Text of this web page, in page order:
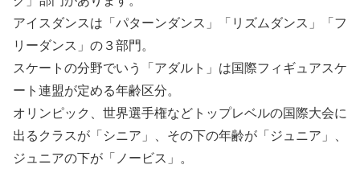
アイスダンスは「パターンダンス」「リズムダンス」「フ
リーダンス」の３部門。
スケートの分野でいう「アダルト」は国際フィギュアスケ
ート連盟が定める年齢区分。
オリンピック、世界選手権などトップレベルの国際大会に
出るクラスが「シニア」、その下の年齢が「ジュニア」、
ジュニアの下が「ノービス」。